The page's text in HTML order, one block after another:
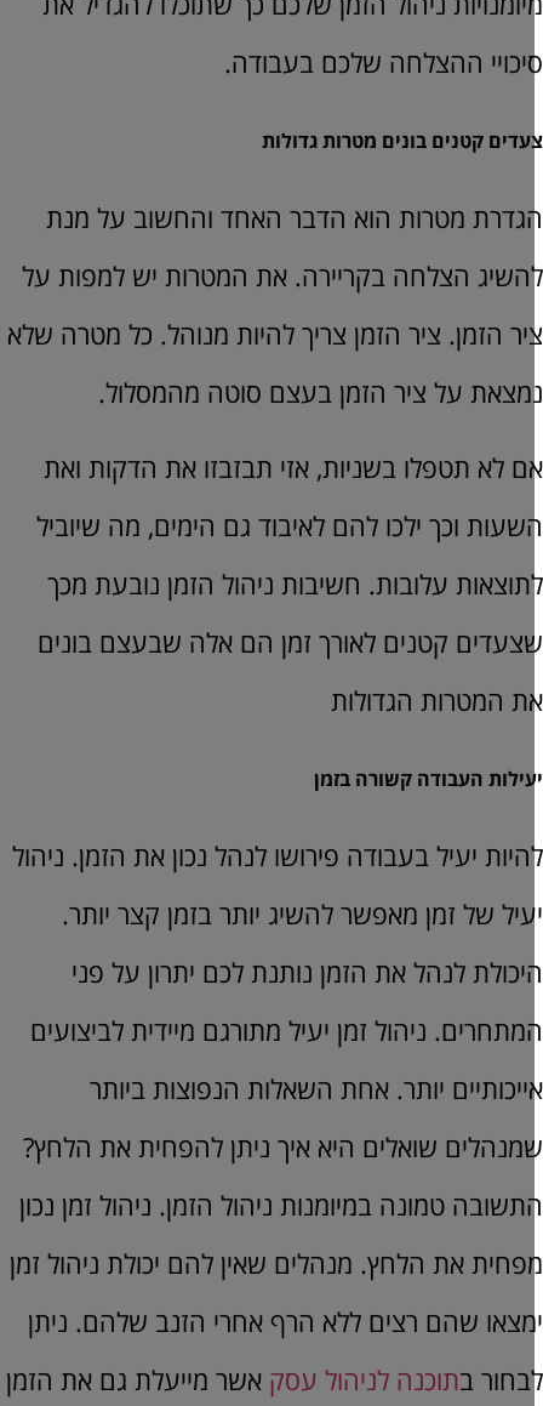
ההצלחה שלכם בעבודה.
קטנים בונים מטרות גדולות
מטרות הוא הדבר האחד והחשוב על מנת
הצלחה בקריירה. את המטרות יש למפות על
הזמן. ציר הזמן צריך להיות מנוהל. כל מטרה שלא
על ציר הזמן בעצם סוטה מהמסלול.
לא תטפלו בשניות, אזי תבזבזו את הדקות ואת
וכך ילכו להם לאיבוד גם הימים, מה שיוביל
עלובות. חשיבות ניהול הזמן נובעת מכך
קטנים לאורך זמן הם אלה שבעצם בונים
המטרות הגדולות
העבודה קשורה בזמן
יעיל בעבודה פירושו לנהל נכון את הזמן. ניהול
של זמן מאפשר להשיג יותר בזמן קצר יותר.
לנהל את הזמן נותנת לכם יתרון על פני
ניהול זמן יעיל מתורגם מיידית לביצועים
יותר. אחת השאלות הנפוצות ביותר
שואלים היא איך ניתן להפחית את הלחץ?
טמונה במיומנות ניהול הזמן. ניהול זמן נכון
את הלחץ. מנהלים שאין להם יכולת ניהול זמן
שהם רצים ללא הרף אחרי הזנב שלהם. ניתן
בתוכנה לניהול עסקאשר מייעלת גם את הזמן